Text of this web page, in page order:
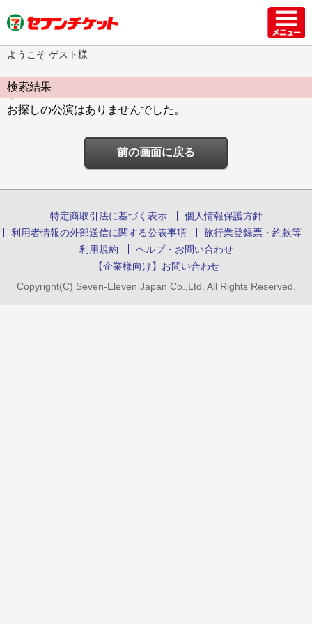
ようこそ ゲスト様
検索結果
お探しの公演はありませんでした。
前の画面に戻る
特定商取引法に基づく表示
個人情報保護方針
利用者情報の外部送信に関する公表事項
旅行業登録票・約款等
利用規約
ヘルプ・お問い合わせ
【企業様向け】お問い合わせ
Copyright(C) Seven-Eleven Japan Co.,Ltd. All Rights Reserved.